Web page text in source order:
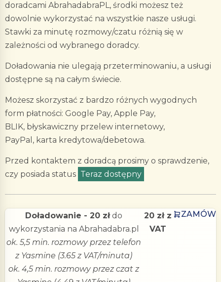
doradcami AbrahadabraPL, środki możesz też
dowolnie wykorzystać na wszystkie nasze usługi.
Stawki za minutę rozmowy/czatu różnią się w
zależności od wybranego doradcy.
Doładowania nie ulegają przeterminowaniu, a usługi
dostępne są na całym świecie.
Możesz skorzystać z bardzo różnych wygodnych
form płatności: Google Pay, Apple Pay,
BLIK, błyskawiczny przelew internetowy,
PayPal, karta kredytowa/debetowa.
Przed kontaktem z doradcą prosimy o sprawdzenie,
czy posiada status Teraz dostępny
Doładowanie - 20 złdo
wykorzystania na Abrahadabra.pl
ok. 5,5 min. rozmowy przez telefon
z Yasmine (3.65 z VAT/minuta)
ok. 4,5 min. rozmowy przez czat z
20 zł z
VAT
ZAMÓW